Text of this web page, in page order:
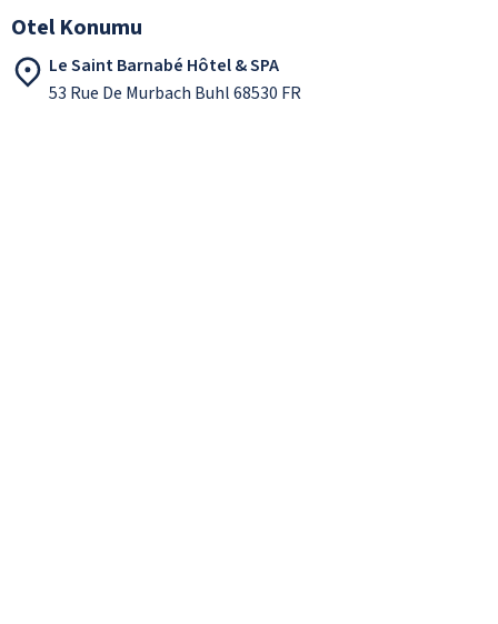
Otel Konumu
Le Saint Barnabé Hôtel & SPA
53 Rue De Murbach Buhl 68530 FR